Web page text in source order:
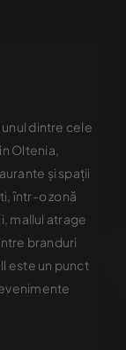
dintre cele
Oltenia,
şi spaţii
într-o zonă
mallul atrage
branduri
este un punct